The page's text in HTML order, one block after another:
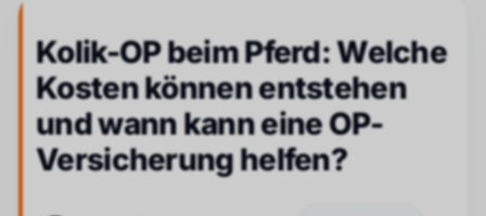
Kolik-OP beim Pferd: Welche
Kosten können entstehen
und wann kann eine OP-
Versicherung helfen?